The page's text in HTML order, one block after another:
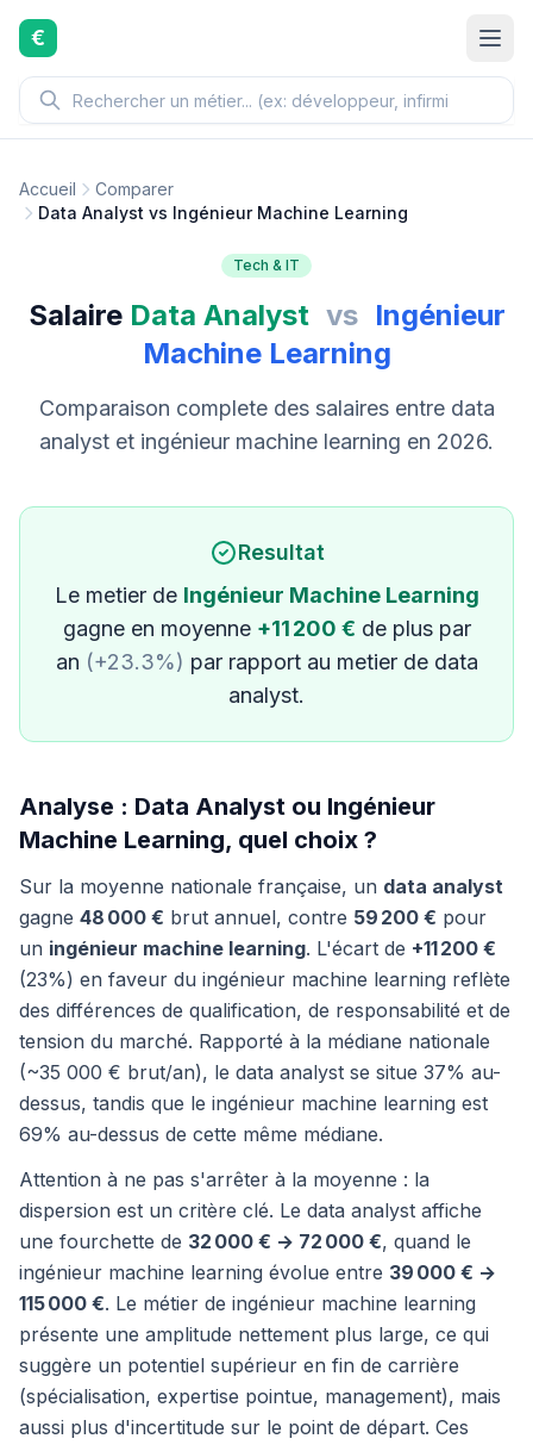
Aller au contenu principal
€
Accueil
Comparer
Data Analyst vs Ingénieur Machine Learning
Tech & IT
Salaire Data Analyst vs Ingénieur
Machine Learning
Comparaison complete des salaires entre data
analyst et ingénieur machine learning en 2026.
Resultat
Le metier de Ingénieur Machine Learning
gagne en moyenne +11 200 € de plus par
an (+23.3%) par rapport au metier de data
analyst.
Analyse : Data Analyst ou Ingénieur
Machine Learning, quel choix ?
Sur la moyenne nationale française, un data analyst
gagne 48 000 € brut annuel, contre 59 200 € pour
un ingénieur machine learning. L'écart de +11 200 €
(23%) en faveur du ingénieur machine learning reflète
des différences de qualification, de responsabilité et de
tension du marché. Rapporté à la médiane nationale
(~35 000 € brut/an), le data analyst se situe 37% au-
dessus, tandis que le ingénieur machine learning est
69% au-dessus de cette même médiane.
Attention à ne pas s'arrêter à la moyenne : la
dispersion est un critère clé. Le data analyst affiche
une fourchette de 32 000 € → 72 000 €, quand le
ingénieur machine learning évolue entre 39 000 € →
115 000 €. Le métier de ingénieur machine learning
présente une amplitude nettement plus large, ce qui
suggère un potentiel supérieur en fin de carrière
(spécialisation, expertise pointue, management), mais
aussi plus d'incertitude sur le point de départ. Ces